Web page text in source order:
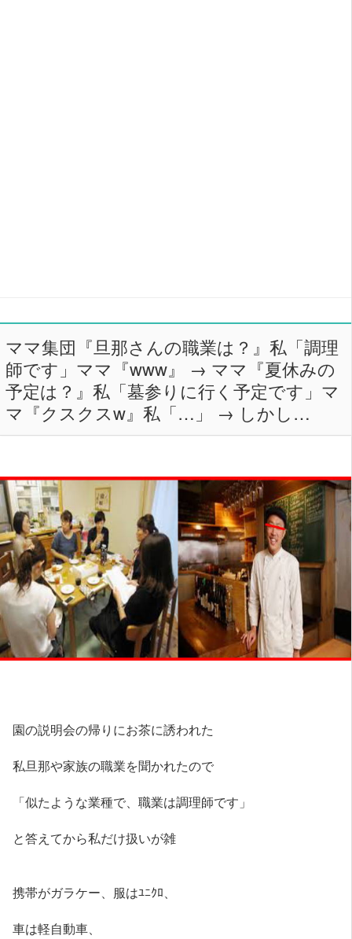
ママ集団『旦那さんの職業は？』私「調理
師です」ママ『www』 → ママ『夏休みの
予定は？』私「墓参りに行く予定です」マ
マ『クスクスw』私「…」 → しかし…
園の説明会の帰りにお茶に誘われた
私旦那や家族の職業を聞かれたので
「似たような業種で、職業は調理師です」
と答えてから私だけ扱いが雑
携帯がガラケー、服はﾕﾆｸﾛ、
車は軽自動車、